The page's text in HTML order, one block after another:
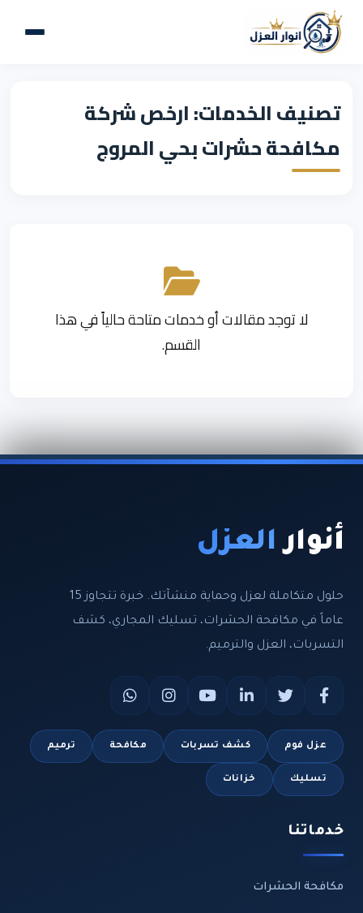
تصنيف الخدمات: ارخص شركة
مكافحة حشرات بحي المروج
لا توجد مقالات أو خدمات متاحة حالياً في هذا
القسم.
أنوار العزل
حلول متكاملة لعزل وحماية منشآتك. خبرة تتجاوز 15
عاماً في مكافحة الحشرات، تسليك المجاري، كشف
التسربات، العزل والترميم.
عزل فوم كشف تسربات مكافحة ترميم
تسليك خزانات
خدماتنا
مكافحة الحشرات